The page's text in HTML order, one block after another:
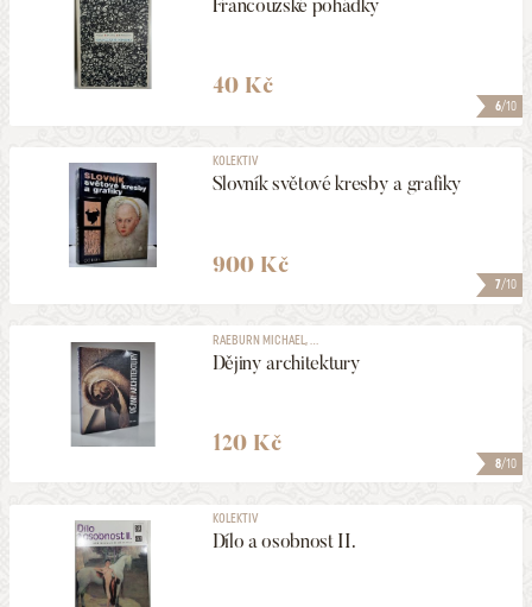
6/10
Francouzské pohádky
40 Kč
7/10
KOLEKTIV
Slovník světové kresby a grafiky
900 Kč
8/10
RAEBURN MICHAEL, ...
Dějiny architektury
120 Kč
KOLEKTIV
Dílo a osobnost II.